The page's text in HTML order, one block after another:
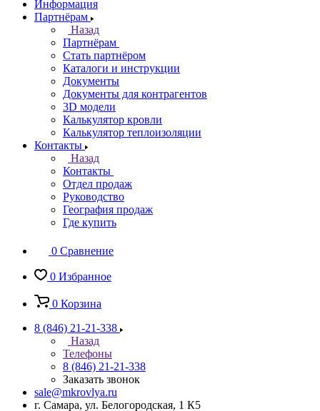
Информация
Партнёрам
Назад
Партнёрам
Стать партнёром
Каталоги и инструкции
Документы
Документы для контрагентов
3D модели
Калькулятор кровли
Калькулятор теплоизоляции
Контакты
Назад
Контакты
Отдел продаж
Руководство
География продаж
Где купить
0 Сравнение
0 Избранное
0 Корзина
8 (846) 21-21-338
Назад
Телефоны
8 (846) 21-21-338
Заказать звонок
sale@mkrovlya.ru
г. Самара, ул. Белогородская, 1 К5